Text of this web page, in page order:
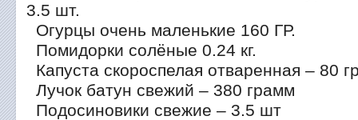
3.5 шт.
Огурцы очень маленькие 160 ГР.
Помидорки солёные 0.24 кг.
Капуста скороспелая отваренная – 80
Лучок батун свежий – 380 грамм
Подосиновики свежие – 3.5 шт